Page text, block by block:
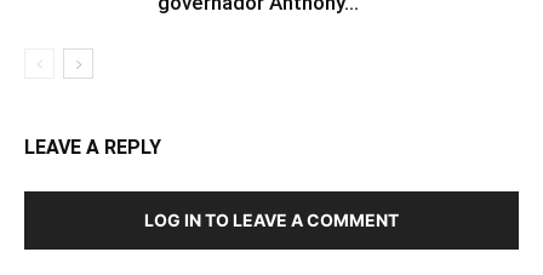
LEAVE A REPLY
LOG IN TO LEAVE A COMMENT